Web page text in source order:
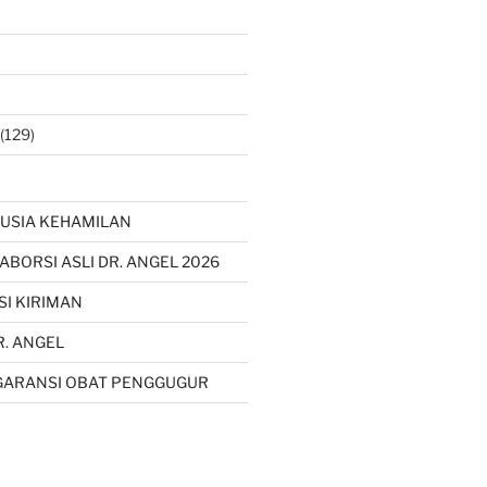
KEHAMILAN
ASLI DR. ANGEL 2026
KIRIMAN
ANGEL
OBAT PENGGUGUR